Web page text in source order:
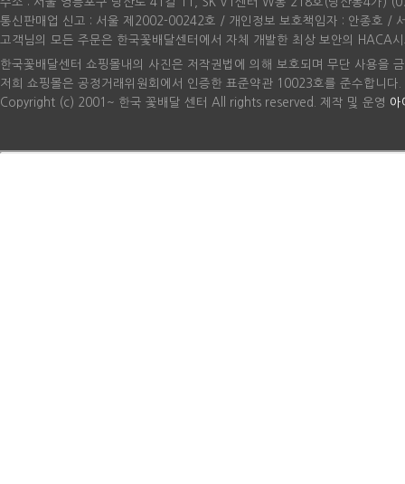
통신판매업 신고 : 서울 제2002-00242호 / 개인정보 보호책임자 : 안종호 /
고객님의 모든 주문은 한국꽃배달센터에서 자체 개발한 최상 보안의 HACA
한국꽃배달센터 쇼핑몰내의 사진은 저작권법에 의해 보호되며 무단 사용을
저희 쇼핑몰은 공정거래위원회에서 인증한 표준약관 10023호를 준수합니다.
Copyright (c) 2001~ 한국 꽃배달 센터 All rights reserved. 제작 및 운영 아